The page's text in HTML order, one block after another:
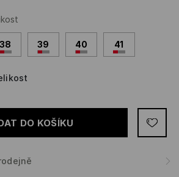
38 39 40 41
DO KOŠÍKU